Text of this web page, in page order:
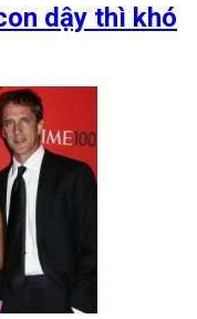
dậy thì khó